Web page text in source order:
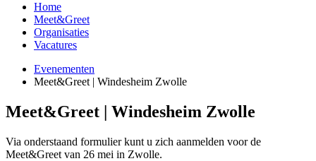
Home
Meet&Greet
Organisaties
Vacatures
Evenementen
Meet&Greet | Windesheim Zwolle
Meet&Greet | Windesheim Zwolle
Via onderstaand formulier kunt u zich aanmelden voor de
Meet&Greet van 26 mei in Zwolle.